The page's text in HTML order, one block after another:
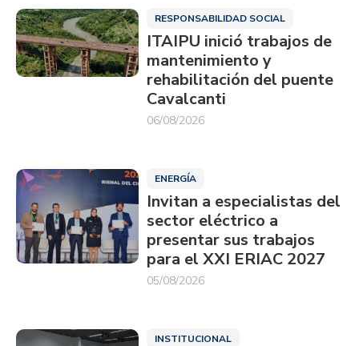
RESPONSABILIDAD SOCIAL
ITAIPU inició trabajos de
mantenimiento y
rehabilitación del puente
Cavalcanti
06/08/2026
ENERGÍA
Invitan a especialistas del
sector eléctrico a
presentar sus trabajos
para el XXI ERIAC 2027
05/08/2026
INSTITUCIONAL